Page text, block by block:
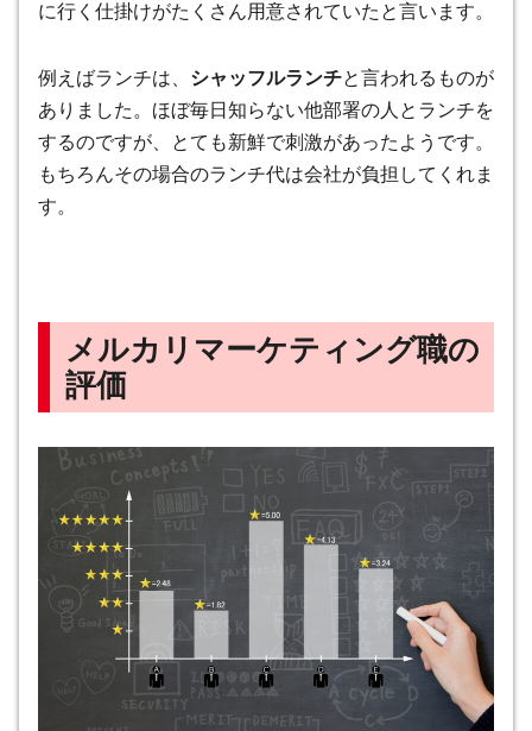
に行く仕掛けがたくさん用意されていたと言います。
例えばランチは、 シャッフルランチと言われるものが
ありました。ほぼ毎日知らない他部署の人とランチを
するのですが、とても新鮮で刺激があったようです。
もちろんその場合のランチ代は会社が負担してくれま
す。
メルカリマーケティング職の
評価